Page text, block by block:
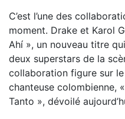
C’est l’une des
moment. Drake et Karol
Ahí », un nouveau titre
deux superstars de la
collaboration figure sur
chanteuse colombienne,
Tanto », dévoilé